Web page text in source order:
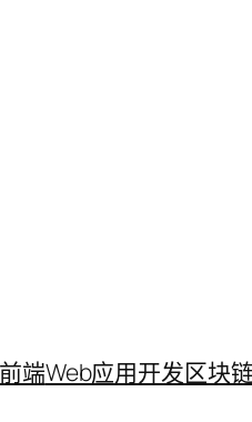
端Web应用开发区块链